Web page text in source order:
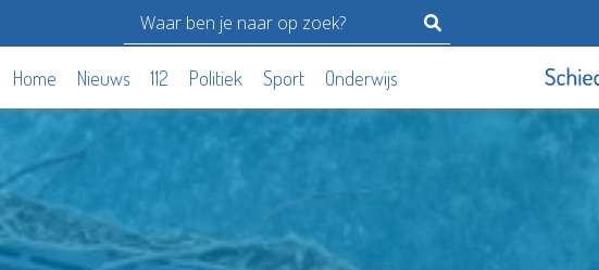
Home Nieuws 112 Politiek Sport Onderwijs